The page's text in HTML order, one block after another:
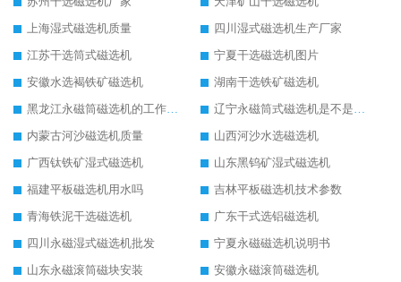
上海湿式磁选机质量
四川湿式磁选机生产厂家
江苏干选筒式磁选机
宁夏干选磁选机图片
安徽水选褐铁矿磁选机
湖南干选铁矿磁选机
内蒙古河沙磁选机质量
山西河沙水选磁选机
广西钛铁矿湿式磁选机
山东黑钨矿湿式磁选机
福建平板磁选机用水吗
吉林平板磁选机技术参数
青海铁泥干选磁选机
广东干式选铝磁选机
四川永磁湿式磁选机批发
宁夏永磁磁选机说明书
山东永磁滚筒磁块安装
安徽永磁滚筒磁选机